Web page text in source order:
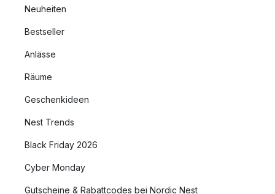
Neuheiten
Bestseller
Anlässe
Räume
Geschenkideen
Nest Trends
Black Friday 2026
Cyber Monday
Gutscheine & Rabattcodes bei Nordic Nest